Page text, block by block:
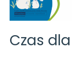
Czas